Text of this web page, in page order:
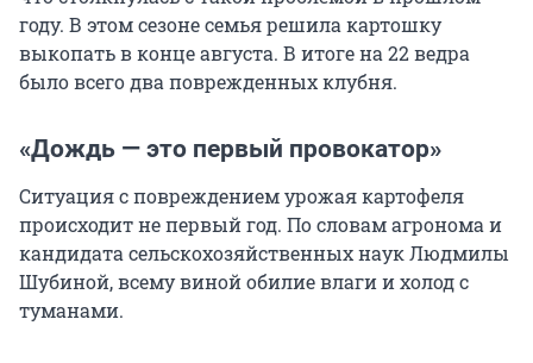
году. В этом сезоне семья решила картошку
выкопать в конце августа. В итоге на 22 ведра
было всего два поврежденных клубня.
«Дождь — это первый провокатор»
Ситуация с повреждением урожая картофеля
происходит не первый год. По словам агронома и
кандидата сельскохозяйственных наук Людмилы
Шубиной, всему виной обилие влаги и холод с
туманами.